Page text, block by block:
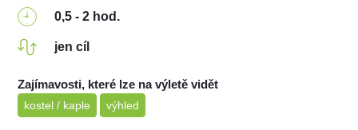
0,5 - 2 hod.
jen cíl
Zajímavosti, které lze na výletě vidět
kostel / kaple výhled